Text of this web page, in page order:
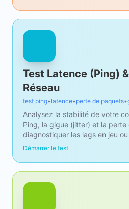
Test Latence (Ping)
Réseau
test ping•latence•perte de paquets•
Analysez la stabilité de votre
Ping, la gigue (jitter) et la
diagnostiquer les lags en jeu
Démarrer le test